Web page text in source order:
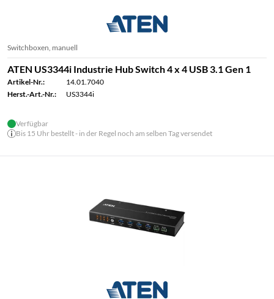
Switchboxen, manuell
ATEN US3344i Industrie Hub Switch 4 x 4 USB 3.1 Gen 1
Artikel-Nr.:
14.01.7040
Herst.-Art.-Nr.:
US3344i
Verfügbar
Bis 15 Uhr bestellt - in der Regel noch am selben Tag versendet